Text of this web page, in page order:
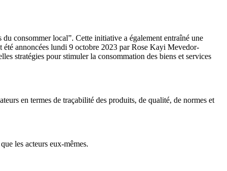
consommer local”. Cette initiative a également entraîné une
été annoncées lundi 9 octobre 2023 par Rose Kayi Mevedor-
stratégies pour stimuler la consommation des biens et services
en termes de traçabilité des produits, de qualité, de normes et
les acteurs eux-mêmes.